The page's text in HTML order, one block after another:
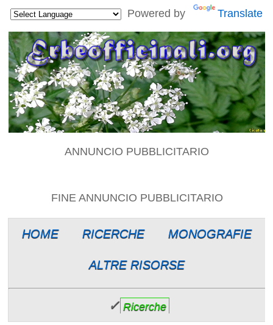
Powered by Translate
ANNUNCIO PUBBLICITARIO
FINE ANNUNCIO PUBBLICITARIO
HOME RICERCHE MONOGRAFIE
ALTRE RISORSE
✓ Ricerche